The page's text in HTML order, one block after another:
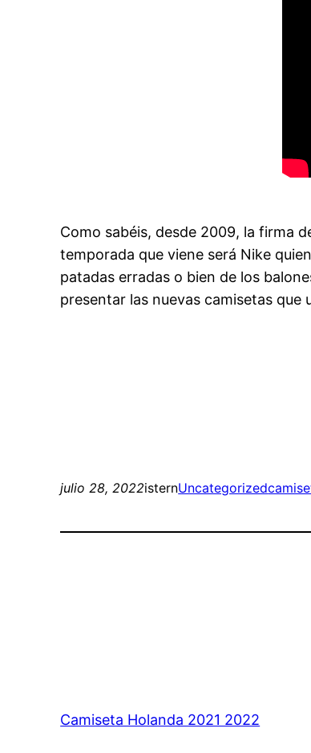
Como sabéis, desde 2009, la firma
temporada que viene será Nike
patadas erradas o bien de los
presentar las nuevas camisetas
julio 28, 2022isternUncategorized
Camiseta Holanda 2021 2022